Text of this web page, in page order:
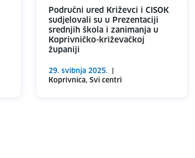
Područni ured Križevci i CISOK
sudjelovali su u Prezentaciji
srednjih škola i zanimanja u
Koprivničko-križevačkoj
županiji
29. svibnja 2025.
Koprivnica, Svi centri